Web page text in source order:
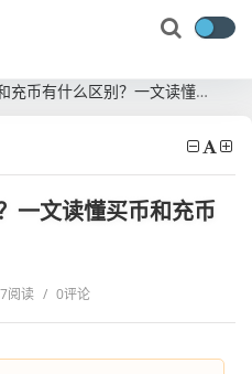
币有什么区别？一文读懂买币和充币区别
一文读懂买币和充币
阅读 / 0评论